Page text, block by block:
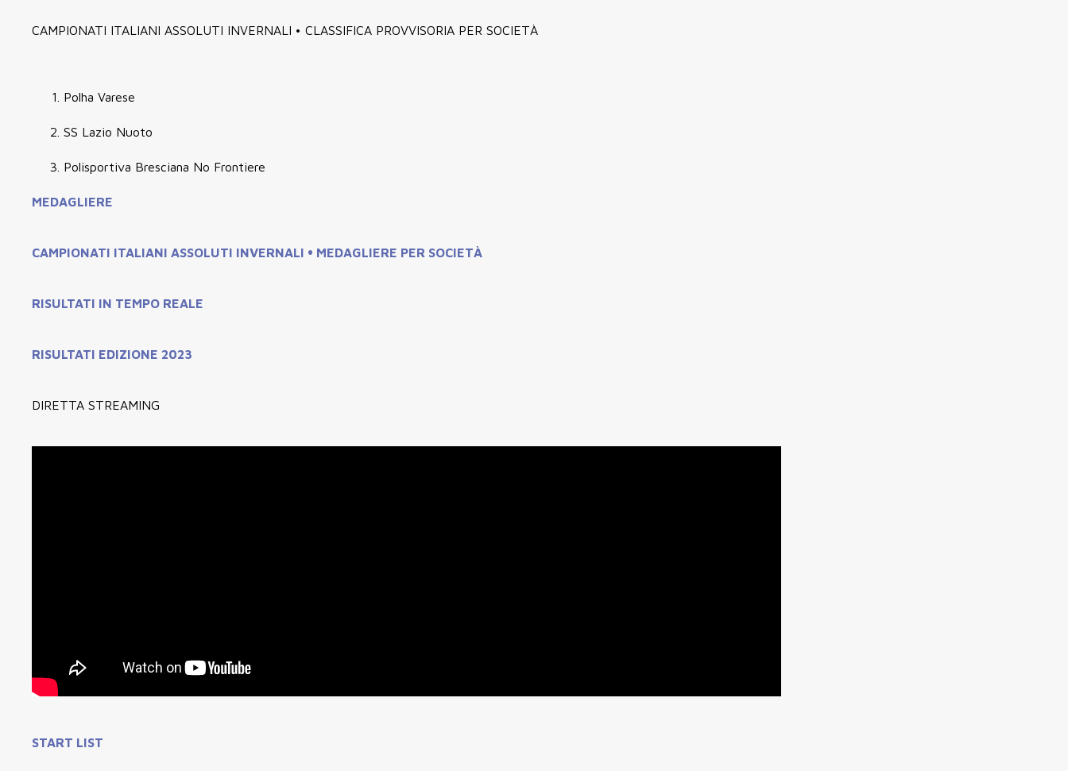
CAMPIONATI ITALIANI ASSOLUTI INVERNALI • CLASSIFICA PROVVISORIA PER SOCIETÀ
Polha Varese
SS Lazio Nuoto
Polisportiva Bresciana No Frontiere
MEDAGLIERE
CAMPIONATI ITALIANI ASSOLUTI INVERNALI • MEDAGLIERE PER SOCIETÀ
RISULTATI IN TEMPO REALE
RISULTATI EDIZIONE 2023
DIRETTA STREAMING
START LIST